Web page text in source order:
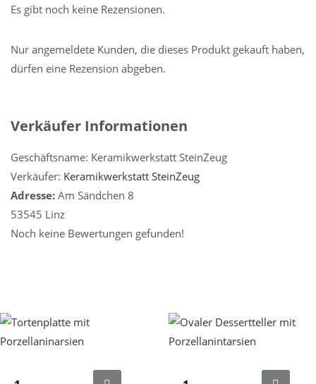
Es gibt noch keine Rezensionen.
Nur angemeldete Kunden, die dieses Produkt gekauft haben,
dürfen eine Rezension abgeben.
Verkäufer Informationen
Geschäftsname: Keramikwerkstatt SteinZeug
Verkäufer: Keramikwerkstatt SteinZeug
Adresse: Am Sändchen 8
53545 Linz
Noch keine Bewertungen gefunden!